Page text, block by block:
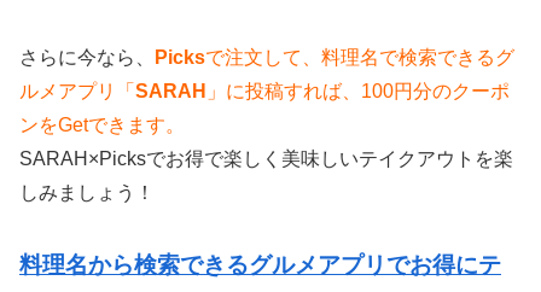
さらに今なら、 Picksで注文して、料理名で検索できるグ
ルメアプリ「 SARAH 」に投稿すれば、100円分のクーポ
ンをGetできます。
SARAH×Picksでお得で楽しく美味しいテイクアウトを楽
しみましょう！
料理名から検索できるグルメアプリでお得にテ